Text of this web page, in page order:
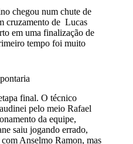
chegou num chute de
cruzamento de Lucas
em uma finalização de
tempo foi muito
final. O técnico
pelo meio Rafael
da equipe,
saiu jogando errado,
Anselmo Ramon, mas